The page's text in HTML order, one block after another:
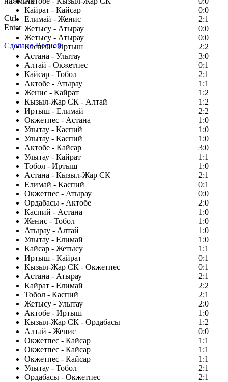
Кайрат - Кайсар
0:0
Елимай - Женис
2:1
Жетысу - Атырау
0:0
Жетысу - Атырау
0:0
Каспий - Иртыш
2:2
Астана - Улытау
3:0
Алтай - Окжетпес
0:1
Кайсар - Тобол
2:1
Актобе - Атырау
1:1
Женис - Кайрат
1:2
Кызыл-Жар СК - Алтай
1:2
Иртыш - Елимай
2:2
Окжетпес - Астана
1:0
Улытау - Каспий
1:0
Улытау - Каспий
1:0
Актобе - Кайсар
3:0
Улытау - Кайрат
1:1
Тобол - Иртыш
1:0
Астана - Кызыл-Жар СК
2:1
Елимай - Каспий
0:1
Окжетпес - Атырау
0:0
Ордабасы - Актобе
2:0
Каспий - Астана
1:0
Женис - Тобол
1:0
Атырау - Алтай
1:0
Улытау - Елимай
1:0
Кайсар - Жетысу
1:1
Иртыш - Кайрат
0:1
Кызыл-Жар СК - Окжетпес
0:1
Астана - Атырау
2:1
Кайрат - Елимай
2:2
Тобол - Каспий
2:1
Жетысу - Улытау
2:0
Актобе - Иртыш
1:0
Кызыл-Жар СК - Ордабасы
1:2
Алтай - Женис
0:0
Окжетпес - Кайсар
1:1
Окжетпес - Кайсар
1:1
Окжетпес - Кайсар
1:1
Улытау - Тобол
2:1
Ордабасы - Окжетпес
2:1
Ctrl
Enter
Сделано Весной